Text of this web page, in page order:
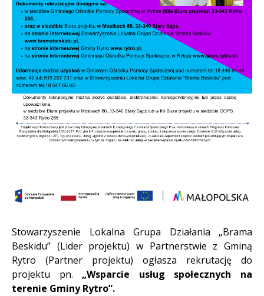
Stowarzyszenie Lokalna Grupa Działania „Brama
Beskidu” (Lider projektu) w Partnerstwie z Gminą
Rytro (Partner projektu) ogłasza rekrutację do
projektu pn. „Wsparcie usług społecznych na
terenie Gminy Rytro”.